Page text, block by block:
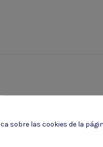
sobre las cookies de la